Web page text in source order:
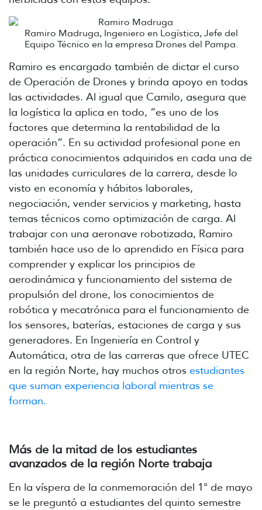
Ramiro Madruga, Ingeniero en Logística, Jefe del
Equipo Técnico en la empresa Drones del Pampa.
Ramiro es encargado también de dictar el curso
de Operación de Drones y brinda apoyo en todas
las actividades. Al igual que Camilo, asegura que
la logística la aplica en todo, “es uno de los
factores que determina la rentabilidad de la
operación”. En su actividad profesional pone en
práctica conocimientos adquiridos en cada una de
las unidades curriculares de la carrera, desde lo
visto en economía y hábitos laborales,
negociación, vender servicios y marketing, hasta
temas técnicos como optimización de carga. Al
trabajar con una aeronave robotizada, Ramiro
también hace uso de lo aprendido en Física para
comprender y explicar los principios de
aerodinámica y funcionamiento del sistema de
propulsión del drone, los conocimientos de
robótica y mecatrónica para el funcionamiento de
los sensores, baterías, estaciones de carga y sus
generadores. En Ingeniería en Control y
Automática, otra de las carreras que ofrece UTEC
en la región Norte, hay muchos otros estudiantes
que suman experiencia laboral mientras se
forman.
Más de la mitad de los estudiantes
avanzados de la región Norte trabaja
En la víspera de la conmemoración del 1° de mayo
se le preguntó a estudiantes del quinto semestre